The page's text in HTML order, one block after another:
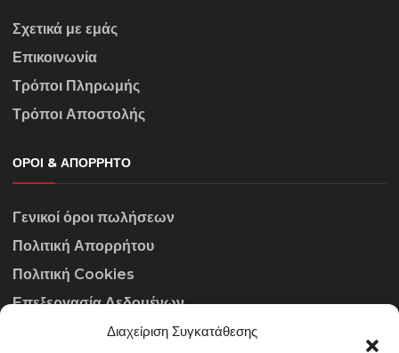
Διαχείριση Συγκατάθεσης
Σχετικά με εμάς
Επικοινωνία
Τρόποι Πληρωμής
Τρόποι Αποστολής
ΌΡΟΙ & ΑΠΌΡΡΗΤΟ
Γενικοί όροι πωλήσεων
Πολιτική Απορρήτου
Πολιτική Cookies
Επεξεργασία Δεδομένων